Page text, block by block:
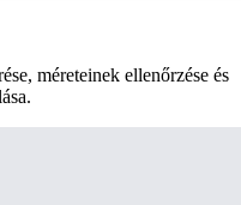
méreteinek ellenőrzése és